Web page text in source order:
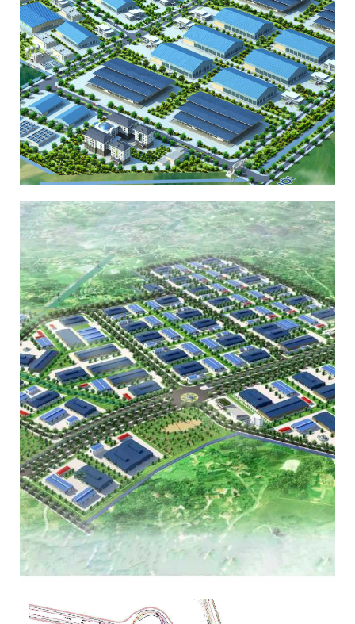
KHU CÔNG NGHIỆP ĐỒNG VĂN II